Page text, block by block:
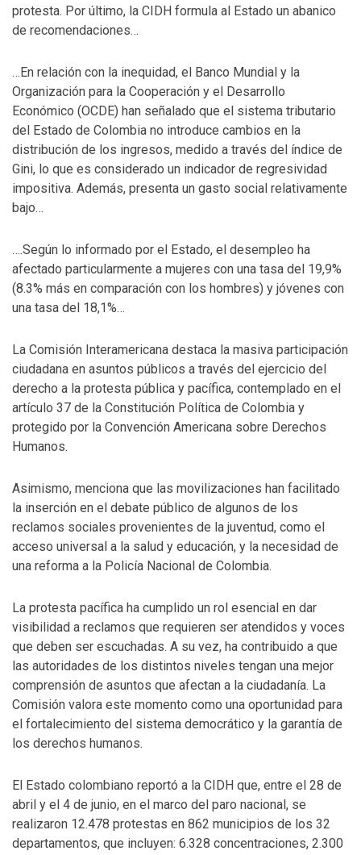
protesta. Por último, la CIDH formula al Estado un abanico
de recomendaciones…
…En relación con la inequidad, el Banco Mundial y la
Organización para la Cooperación y el Desarrollo
Económico (OCDE) han señalado que el sistema tributario
del Estado de Colombia no introduce cambios en la
distribución de los ingresos, medido a través del índice de
Gini, lo que es considerado un indicador de regresividad
impositiva. Además, presenta un gasto social relativamente
bajo…
….Según lo informado por el Estado, el desempleo ha
afectado particularmente a mujeres con una tasa del 19,9%
(8.3% más en comparación con los hombres) y jóvenes con
una tasa del 18,1%…
La Comisión Interamericana destaca la masiva participación
ciudadana en asuntos públicos a través del ejercicio del
derecho a la protesta pública y pacífica, contemplado en el
artículo 37 de la Constitución Política de Colombia y
protegido por la Convención Americana sobre Derechos
Humanos.
Asimismo, menciona que las movilizaciones han facilitado
la inserción en el debate público de algunos de los
reclamos sociales provenientes de la juventud, como el
acceso universal a la salud y educación, y la necesidad de
una reforma a la Policía Nacional de Colombia.
La protesta pacífica ha cumplido un rol esencial en dar
visibilidad a reclamos que requieren ser atendidos y voces
que deben ser escuchadas. A su vez, ha contribuido a que
las autoridades de los distintos niveles tengan una mejor
comprensión de asuntos que afectan a la ciudadanía. La
Comisión valora este momento como una oportunidad para
el fortalecimiento del sistema democrático y la garantía de
los derechos humanos.
El Estado colombiano reportó a la CIDH que, entre el 28 de
abril y el 4 de junio, en el marco del paro nacional, se
realizaron 12.478 protestas en 862 municipios de los 32
departamentos, que incluyen: 6.328 concentraciones, 2.300